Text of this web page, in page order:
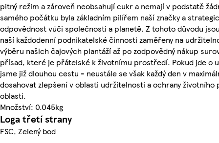
pitný režim a zároveň neobsahují cukr a nemají v podstatě
samého počátku byla základním pilířem naší značky a
odpovědnost vůči společnosti a planetě. Z tohoto důvodu
naší každodenní podnikatelské činnosti zaměřeny na
výběru našich čajových plantáží až po zodpovědný nákup
přísad, které je přátelské k životnímu prostředí. Pokud jde o
jsme již dlouhou cestu - neustále se však každý den v
dosahovat zlepšení v oblasti udržitelnosti a ochrany
oblasti.
Množství: 0.045kg
Loga třetí strany
FSC, Zelený bod